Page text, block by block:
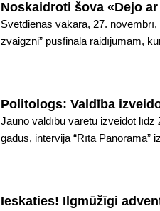
Noskaidroti šova «Dejo
Svētdienas vakarā, 27.
zvaigzni” pusfināla raidījumam,
Politologs: Valdība
Jauno valdību varētu izveidot
gadus, intervijā “Rīta Panorāma”
Ieskaties! Ilgmūžīgi